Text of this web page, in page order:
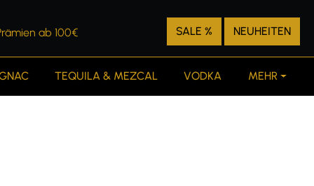
ab 100€ SALE % NEUHEITEN
TEQUILA & MEZCAL VODKA MEHR